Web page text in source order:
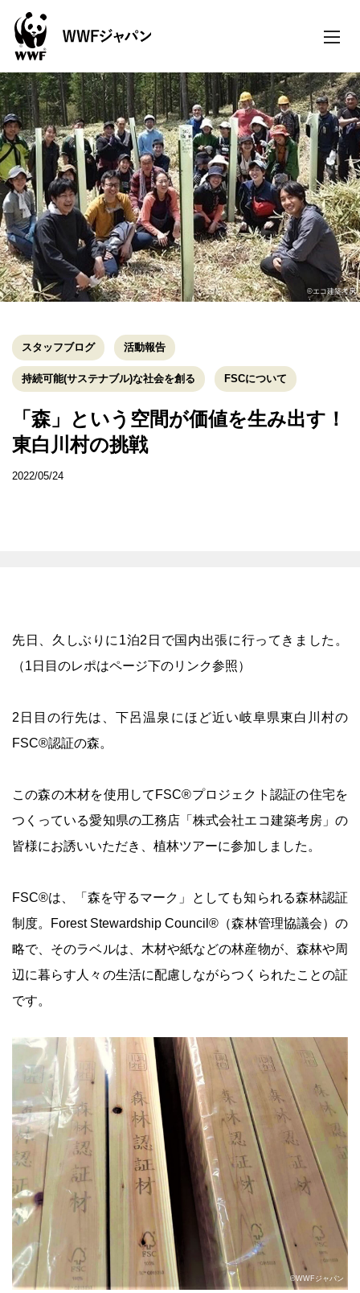
toggle
©エコ建築考房
スタッフブログ 活動報告
持続可能(サステナブル)な社会を創る FSCについて
「森」という空間が価値を生み出す！
東白川村の挑戦
2022/05/24
先日、久しぶりに1泊2日で国内出張に行ってきました。
（1日目のレポはページ下のリンク参照）
2日目の行先は、下呂温泉にほど近い岐阜県東白川村の
FSC®認証の森。
この森の木材を使用してFSC®プロジェクト認証の住宅を
つくっている愛知県の工務店「株式会社エコ建築考房」の
皆様にお誘いいただき、植林ツアーに参加しました。
FSC®は、「森を守るマーク」としても知られる森林認証
制度。Forest Stewardship Council®（森林管理協議会）の
略で、そのラベルは、木材や紙などの林産物が、森林や周
辺に暮らす人々の生活に配慮しながらつくられたことの証
です。
©WWFジャパン